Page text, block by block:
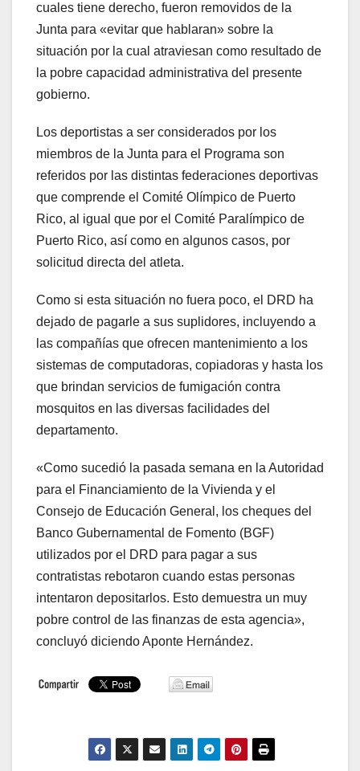
cuales tiene derecho, fueron removidos de la
Junta para «evitar que hablaran» sobre la
situación por la cual atraviesan como resultado de
la pobre capacidad administrativa del presente
gobierno.
Los deportistas a ser considerados por los
miembros de la Junta para el Programa son
referidos por las distintas federaciones deportivas
que comprende el Comité Olímpico de Puerto
Rico, al igual que por el Comité Paralímpico de
Puerto Rico, así como en algunos casos, por
solicitud directa del atleta.
Como si esta situación no fuera poco, el DRD ha
dejado de pagarle a sus suplidores, incluyendo a
las compañías que ofrecen mantenimiento a los
sistemas de computadoras, copiadoras y hasta los
que brindan servicios de fumigación contra
mosquitos en las diversas facilidades del
departamento.
«Como sucedió la pasada semana en la Autoridad
para el Financiamiento de la Vivienda y el
Consejo de Educación General, los cheques del
Banco Gubernamental de Fomento (BGF)
utilizados por el DRD para pagar a sus
contratistas rebotaron cuando estas personas
intentaron depositarlos. Esto demuestra un muy
pobre control de las finanzas de esta agencia»,
concluyó diciendo Aponte Hernández.